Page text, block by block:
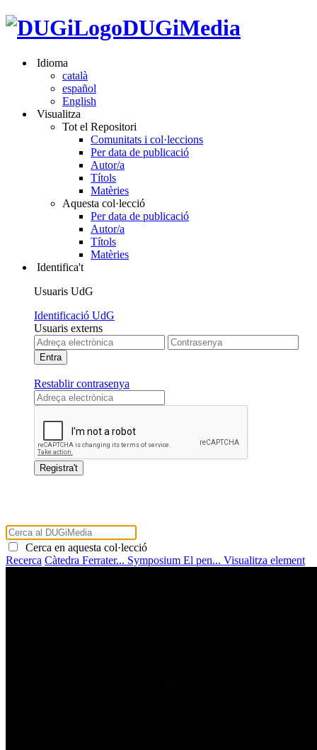
DUGiMedia
Idioma
català
español
English
Visualitza
Tot el Repositori
Comunitats i col·leccions
Per data de publicació
Autor/a
Títols
Matèries
Aquesta col·lecció
Per data de publicació
Autor/a
Títols
Matèries
Identifica't
Usuaris UdG
Identificació UdG
Usuaris externs
Restablir contrasenya
Cerca en aquesta col·lecció
Recerca Càtedra Ferrater... Symposium El pen... Visualitza element